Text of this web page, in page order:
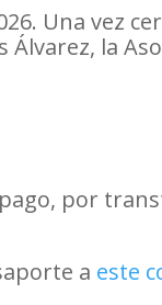
Una vez
la
por
a este